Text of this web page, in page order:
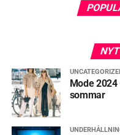
Mode
sommar